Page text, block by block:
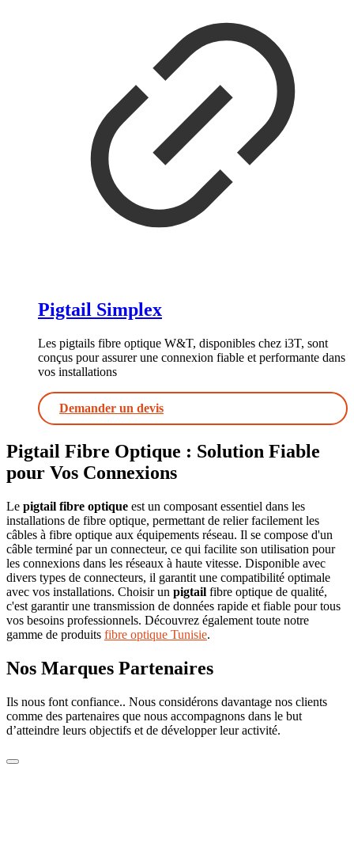
Pigtail Simplex
Les pigtails fibre optique W&T, disponibles chez i3T, sont
conçus pour assurer une connexion fiable et performante dans
vos installations
Demander un devis
Pigtail Fibre Optique : Solution Fiable
pour Vos Connexions
Le pigtail fibre optique est un composant essentiel dans les
installations de fibre optique, permettant de relier facilement les
câbles à fibre optique aux équipements réseau. Il se compose d'un
câble terminé par un connecteur, ce qui facilite son utilisation pour
les connexions dans les réseaux à haute vitesse. Disponible avec
divers types de connecteurs, il garantit une compatibilité optimale
avec vos installations. Choisir un pigtail fibre optique de qualité,
c'est garantir une transmission de données rapide et fiable pour tous
vos besoins professionnels. Découvrez également toute notre
gamme de produits fibre optique Tunisie.
Nos Marques Partenaires
Ils nous font confiance.. Nous considérons davantage nos clients
comme des partenaires que nous accompagnons dans le but
d’atteindre leurs objectifs et de développer leur activité.